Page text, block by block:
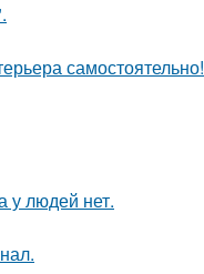
самостоятельно!
у людей нет.